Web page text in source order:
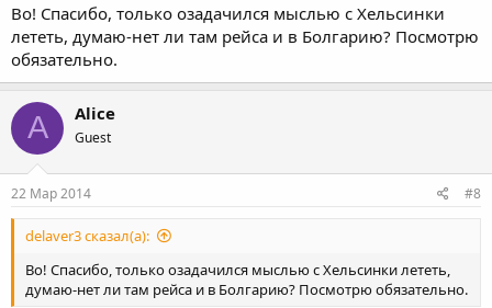
Во! Спасибо, только озадачился мыслью с Хельсинки
лететь, думаю-нет ли там рейса и в Болгарию? Посмотрю
обязательно.
A Alice
Guest
22 Мар 2014 #8
delaver3 сказал(а):
Во! Спасибо, только озадачился мыслью с Хельсинки лететь,
думаю-нет ли там рейса и в Болгарию? Посмотрю обязательно.